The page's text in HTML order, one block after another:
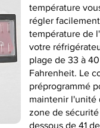
température
régler
température de
votre
plage de 33 à
Fahrenheit. Le
préprogrammé
maintenir l'unité
zone de sécurité
dessous de 41